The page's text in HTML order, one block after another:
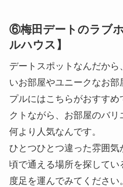
⑥梅田デートのラブ
ルハウス】
デートスポットなんだか
いお部屋やユニークなお部
プルにはこちらがおすす
クトながら、お部屋のバ
何より人気なんです。
ひとつひとつ違った雰囲
頃で通える場所を探してい
度足を運んでみてくださ